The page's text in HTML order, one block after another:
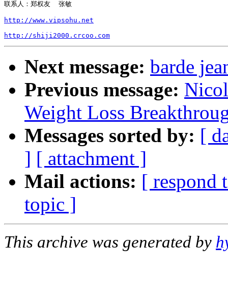
联系人：郑权友  张敏
http://www.vipsohu.net
http://shiji2000.crcoo.com
Next message: barde
Previous message:
Weight Loss
Messages sorted by: [
] [ attachment ]
Mail actions: [ respond
topic ]
This archive was generated by